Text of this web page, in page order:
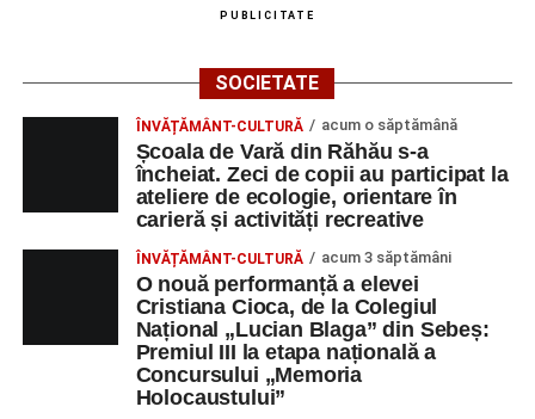
Platoul Centrului Cultural „Lucian
Blaga” Sebeș
(Race Office) pentru competiția„Cicloaventurier de
Râpa Roșie
Orele 17.00–20.00
– Antrenamente libere pe traseul de
Centrul Cultural „Lucian Blaga”
Sebeș – Sala de spectacole
PUBLICITATE
SOCIETATE
ÎNVĂȚĂMÂNT-CULTURĂ acum o săptămână
Școala de Vară din Răhău s-a
încheiat. Zeci de copii au participat la
ateliere de ecologie, orientare în
carieră și activități recreative
ÎNVĂȚĂMÂNT-CULTURĂ acum 3 săptămâni
O nouă performanță a elevei
Cristiana Cioca, de la Colegiul
Național „Lucian Blaga” din Sebeș:
Premiul III la etapa națională a
Concursului „Memoria
Holocaustului”